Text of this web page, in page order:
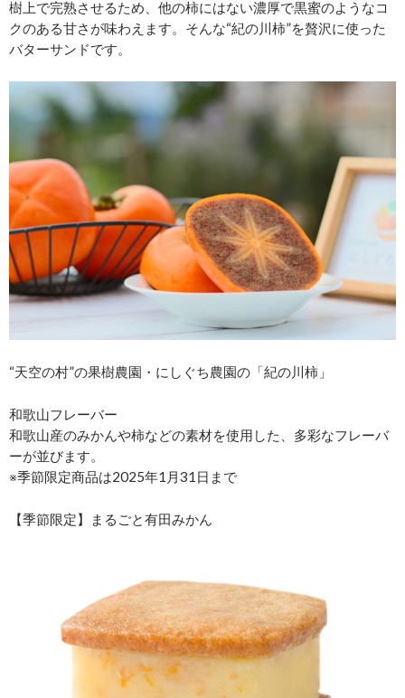
樹上で完熟させるため、他の柿にはない濃厚で黒蜜のようなコ
クのある甘さが味わえます。そんな“紀の川柿”を贅沢に使った
バターサンドです。
“天空の村”の果樹農園・にしぐち農園の「紀の川柿」
和歌山フレーバー
和歌山産のみかんや柿などの素材を使用した、多彩なフレーバ
ーが並びます。
※季節限定商品は2025年1月31日まで
【季節限定】まるごと有田みかん